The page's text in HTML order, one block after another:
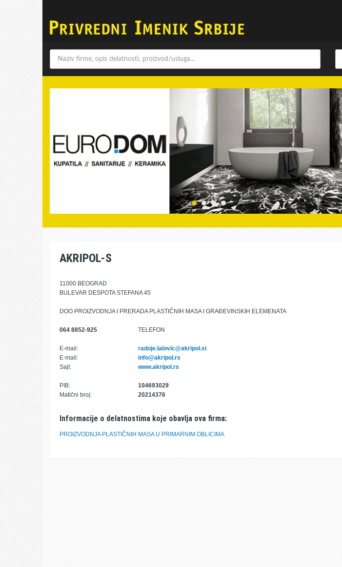
AKRIPOL-S
11000 BEOGRAD
BULEVAR DESPOTA STEFANA 45
DOO PROIZVODNJA I PRERADA PLASTIČNIH MASA I GRAĐEVINSKIH ELEMENATA
064 8852-925 TELEFON
E-mail:
radoje.lalovic@akripol.si
E-mail:
info@akripol.rs
Sajt:
www.akripol.rs
PIB:
104693029
Matični broj:
20214376
Informacije o delatnostima koje obavlja ova firma:
PROIZVODNJA PLASTIČNIH MASA U PRIMARNIM OBLICIMA